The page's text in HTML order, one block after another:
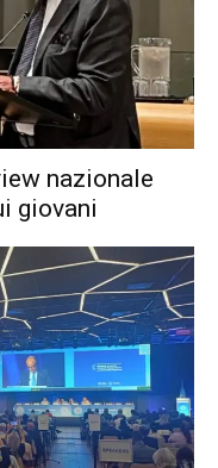
nazionale
giovani